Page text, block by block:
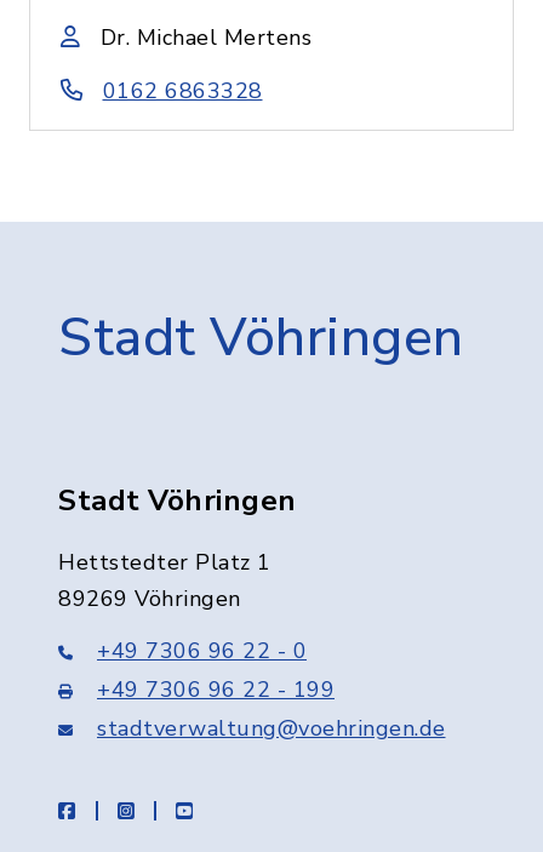
Dr. Michael Mertens
0162 6863328
Stadt Vöhringen
Stadt Vöhringen
Hettstedter Platz 1
89269 Vöhringen
+49 7306 96 22 - 0
+49 7306 96 22 - 199
stadtverwaltung@voehringen.de
facebookinstagramyoutube